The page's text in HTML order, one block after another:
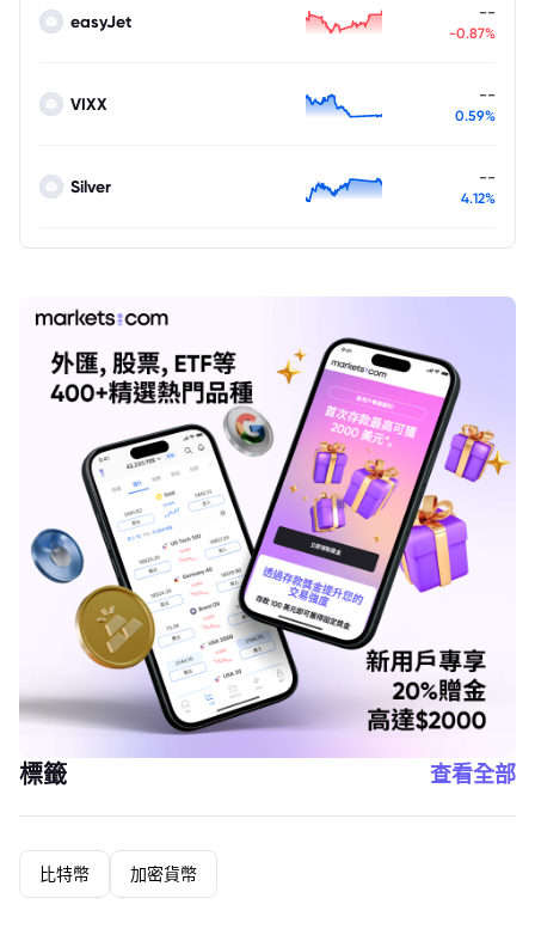
easyJet --
-0.87%
VIXX --
0.59%
Silver --
4.12%
標籤 查看全部
比特幣 加密貨幣